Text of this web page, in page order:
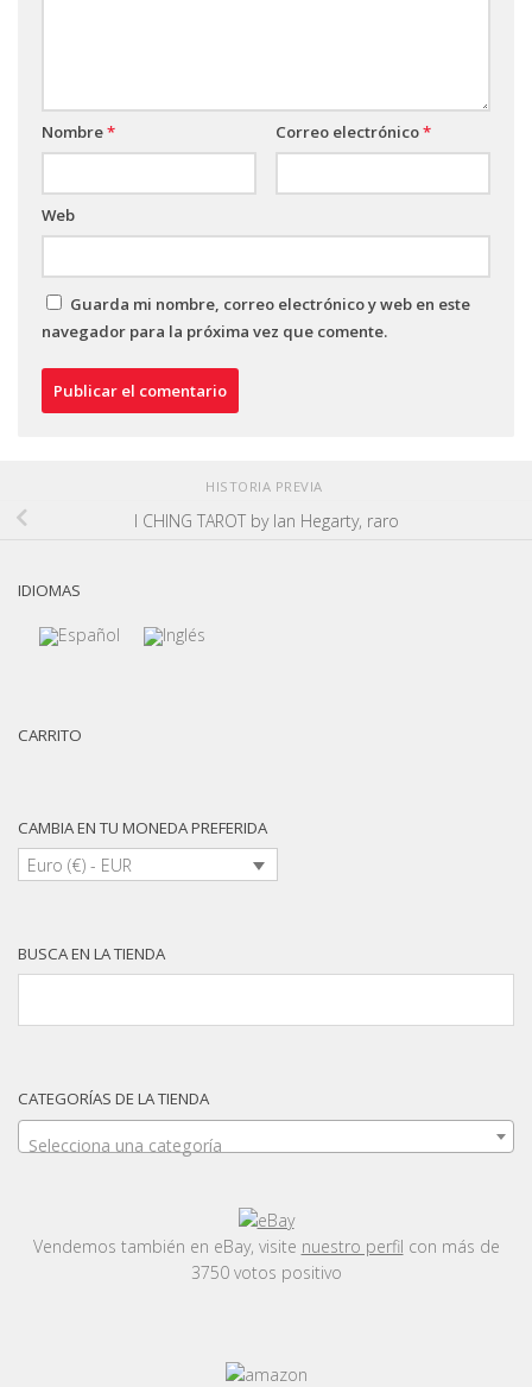
Nombre* Correo electrónico*
Web
Guarda mi nombre, correo electrónico y web en este
navegador para la próxima vez que comente.
HISTORIA PREVIA
I CHING TAROT by Ian Hegarty, raro
IDIOMAS
CARRITO
CAMBIA EN TU MONEDA PREFERIDA
Euro (€) - EUR
BUSCA EN LA TIENDA
CATEGORÍAS DE LA TIENDA
Selecciona una categoría
Vendemos también en eBay, visite nuestro perfil con más de
3750 votos positivo